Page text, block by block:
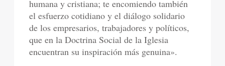
humana y cristiana; te encomiendo también
el esfuerzo cotidiano y el diálogo solidario
de los empresarios, trabajadores y políticos,
que en la Doctrina Social de la Iglesia
encuentran su inspiración más genuina».